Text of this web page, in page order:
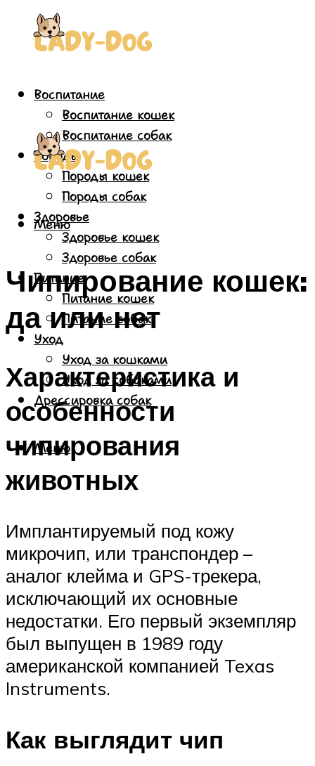
Воспитание
Воспитание кошек
Воспитание собак
Породы
Породы кошек
Породы собак
Здоровье
Здоровье кошек
Здоровье собак
Питание
Питание кошек
Питание собак
Уход
Уход за кошками
Уход за собаками
Дрессировка собак
Меню
Меню
Чипирование кошек:
да или нет
Характеристика и
особенности
чипирования
животных
Имплантируемый под кожу
микрочип, или транспондер –
аналог клейма и GPS-трекера,
исключающий их основные
недостатки. Его первый экземпляр
был выпущен в 1989 году
американской компанией Texas
Instruments.
Как выглядит чип